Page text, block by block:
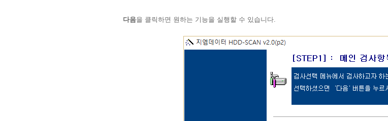
다음을 클릭하면 원하는 기능을 실행할 수 있습니다.